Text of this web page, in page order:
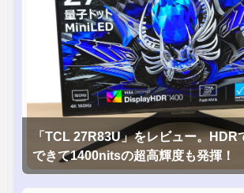
「TCL 27R83U」をレビュー。HDR
できて1400nitsの超高輝度も発揮！